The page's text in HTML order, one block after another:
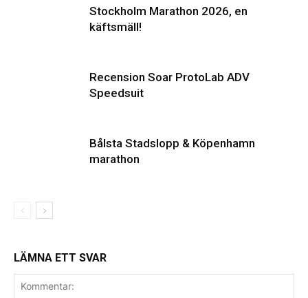
Stockholm Marathon 2026, en
käftsmäll!
Recension Soar ProtoLab ADV
Speedsuit
Bålsta Stadslopp & Köpenhamn
marathon
LÄMNA ETT SVAR